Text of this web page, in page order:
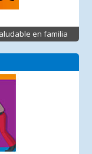
en familia